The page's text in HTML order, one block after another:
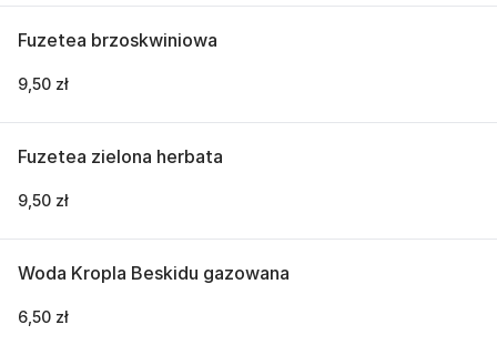
Fuzetea brzoskwiniowa
9,50 zł
Fuzetea zielona herbata
9,50 zł
Woda Kropla Beskidu gazowana
6,50 zł